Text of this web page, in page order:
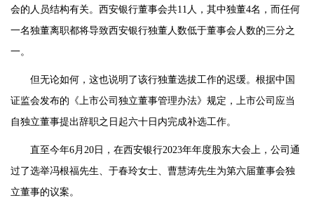
会的人员结构有关。西安银行董事会共11人，其中独董4名，而任何
一名独董离职都将导致西安银行独董人数低于董事会人数的三分之
一。
但无论如何，这也说明了该行独董选拔工作的迟缓。根据中国
证监会发布的《上市公司独立董事管理办法》规定，上市公司应当
自独立董事提出辞职之日起六十日内完成补选工作。
直至今年6月20日，在西安银行2023年年度股东大会上，公司通
过了选举冯根福先生、于春玲女士、曹慧涛先生为第六届董事会独
立董事的议案。